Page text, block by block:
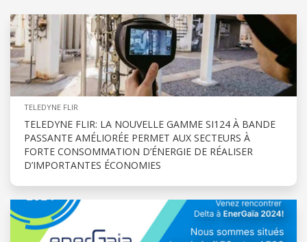
TELEDYNE FLIR
TELEDYNE FLIR: LA NOUVELLE GAMME SI124 À BANDE
PASSANTE AMÉLIORÉE PERMET AUX SECTEURS À
FORTE CONSOMMATION D’ÉNERGIE DE RÉALISER
D’IMPORTANTES ÉCONOMIES